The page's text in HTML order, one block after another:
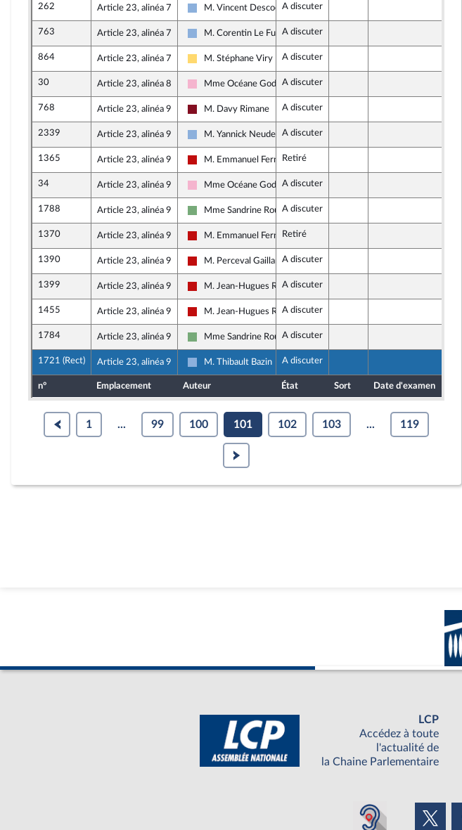
262 Article 23, alinéa 7
Droite Républicaine
M. Vincent DescoeurA discuter
763 Article 23, alinéa 7
Droite Républicaine
M. Corentin Le Fur A discuter
864 Article 23, alinéa 7
Libertés, Indépendants, Outre-mer et Territoires
M. Stéphane Viry A discuter
30 Article 23, alinéa 8
Socialistes et apparentés
Mme Océane GodardA discuter
768 Article 23, alinéa 9
Gauche Démocrate et Républicaine
M. Davy Rimane A discuter
2339 Article 23, alinéa 9
Droite Républicaine
M. Yannick Neuder A discuter
1365 Article 23, alinéa 9
La France insoumise - Nouveau Front Populaire
M. Emmanuel Fernandes
Retiré
34 Article 23, alinéa 9
Socialistes et apparentés
Mme Océane GodardA discuter
1788 Article 23, alinéa 9
Écologiste et Social
Mme Sandrine RousseauA discuter
1370 Article 23, alinéa 9
La France insoumise - Nouveau Front Populaire
M. Emmanuel Fernandes
Retiré
1390 Article 23, alinéa 9
La France insoumise - Nouveau Front Populaire
M. Perceval GaillardA discuter
1399 Article 23, alinéa 9
La France insoumise - Nouveau Front Populaire
M. Jean-Hugues Ratenon
A discuter
1455 Article 23, alinéa 9
La France insoumise - Nouveau Front Populaire
M. Jean-Hugues Ratenon
A discuter
1784 Article 23, alinéa 9
Écologiste et Social
Mme Sandrine RousseauA discuter
1721 (Rect) Article 23, alinéa 9
Droite Républicaine
M. Thibault Bazin A discuter
n° Emplacement Auteur État Sort Date d'examen
1 ... 99 100 101 102 103 ... 119
LCP
Accédez à toute
l'actualité de
la Chaine Parlementaire